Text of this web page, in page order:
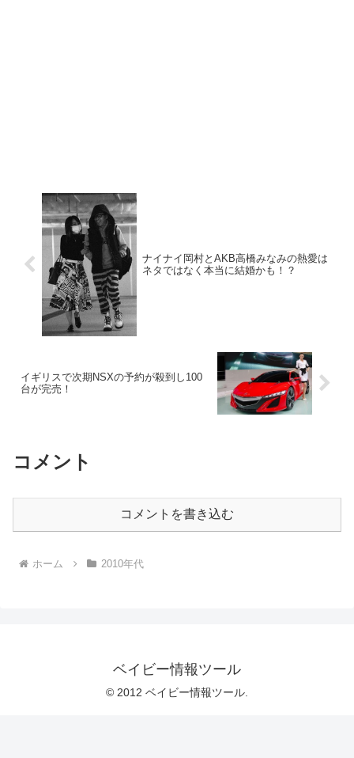
ナイナイ岡村とAKB高橋みなみの熱愛は
ネタではなく本当に結婚かも！？
イギリスで次期NSXの予約が殺到し100
台が完売！
コメント
コメントを書き込む
ホーム 2010年代
ベイビー情報ツール
© 2012 ベイビー情報ツール.